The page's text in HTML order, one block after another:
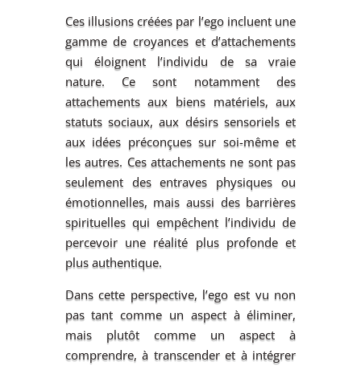
Ces illusions créées par l’ego incluent une
gamme de croyances et d’attachements
qui éloignent l’individu de sa vraie
nature. Ce sont notamment des
attachements aux biens matériels, aux
statuts sociaux, aux désirs sensoriels et
aux idées préconçues sur soi-même et
les autres. Ces attachements ne sont pas
seulement des entraves physiques ou
émotionnelles, mais aussi des barrières
spirituelles qui empêchent l’individu de
percevoir une réalité plus profonde et
plus authentique.
Dans cette perspective, l’ego est vu non
pas tant comme un aspect à éliminer,
mais plutôt comme un aspect à
comprendre, à transcender et à intégrer